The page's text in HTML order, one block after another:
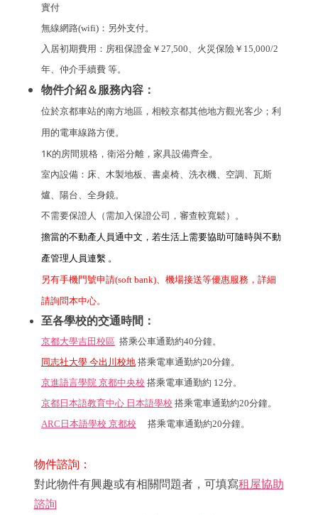
實付
無線網路(wifi)：另外支付。
入居初期費用： 房租保證金 ￥27,500、火災保險 ￥15,000/2
年、仲介手續費 等。
物件介紹＆服務內容：
位於京都車站的南方地區，相較京都其他地方觀光客少；利
用的電車線路方便。
1K的房間規格，衛浴分離，家具設備齊全。
室內設備：床、木製地板、書桌椅、洗衣機、空調、瓦斯
爐、陽台、全身鏡。
不需要保證人（需加入保證公司，審查較寬鬆）。
擔當的不動產人員通中文，若生活上需要協助可隨時與不動
產管理人員連繫 。
另有手機門號申請(soft bank)、機場接送等優惠服務，詳細
請詢問本中心。
至各學校的交通時間：
京都大學吉田校區 搭乘公車通勤約40分鐘。
同志社大學 今出川校地 搭乘電車通勤約20分鐘。
京進語言學院 京都中央校 搭乘電車通勤約 12分。
京都日本語教育中心 日本語學校 搭乘電車通勤約20分鐘。
ARC日本語學校 京都校
搭乘電車通勤約20分鐘。
物件諮詢：
對此物件有興趣或有相關問題者，可填寫租屋協助
諮詢